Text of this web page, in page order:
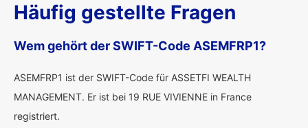
Häufig gestellte Fragen
Wem gehört der SWIFT-Code ASEMFRP1?
ASEMFRP1 ist der SWIFT-Code für ASSETFI WEALTH
MANAGEMENT. Er ist bei 19 RUE VIVIENNE in France
registriert.